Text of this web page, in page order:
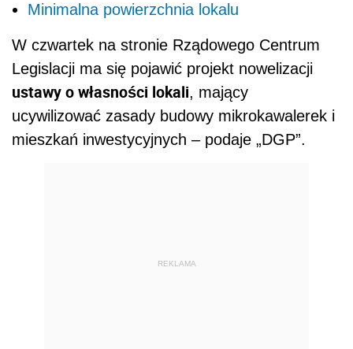
Minimalna powierzchnia lokalu
W czwartek na stronie Rządowego Centrum
Legislacji ma się pojawić projekt nowelizacji
ustawy o własności lokali, mający
ucywilizować zasady budowy mikrokawalerek i
mieszkań inwestycyjnych – podaje „DGP”.
REKLAMA